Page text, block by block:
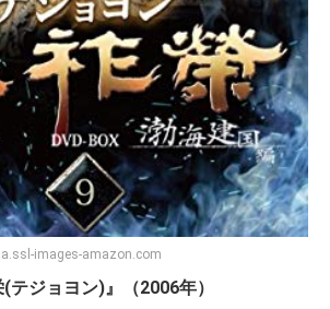
images-amazon.com
テジョヨン)』（2006年）